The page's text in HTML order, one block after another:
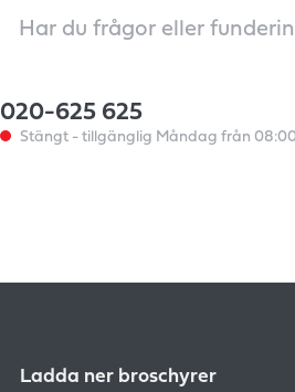
Har du frågor eller
020-625 625
Stängt - tillgänglig Måndag från
Ladda ner broschyrer